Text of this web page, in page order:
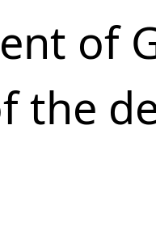
of
the